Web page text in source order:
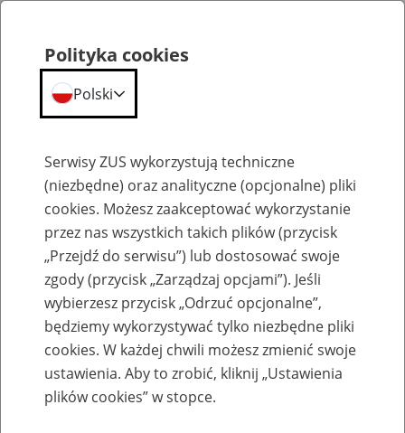
Szkolenia
Zaproś ZUS do siebie - zakładanie profili
eZUS w siedzibie Twojej firmy
Polityka cookies
Polski
Serwisy ZUS wykorzystują techniczne
(niezbędne) oraz analityczne (opcjonalne) pliki
cookies. Możesz zaakceptować wykorzystanie
przez nas wszystkich takich plików (przycisk
„Przejdź do serwisu”) lub dostosować swoje
zgody (przycisk „Zarządzaj opcjami”). Jeśli
wybierzesz przycisk „Odrzuć opcjonalne”,
będziemy wykorzystywać tylko niezbędne pliki
cookies. W każdej chwili możesz zmienić swoje
ustawienia. Aby to zrobić, kliknij „Ustawienia
plików cookies” w stopce.